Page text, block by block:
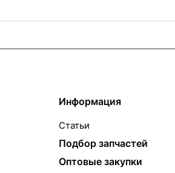
Информация
Статьи
Подбор запчастей
Оптовые закупки